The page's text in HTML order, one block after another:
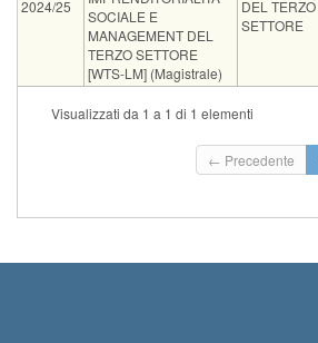
2024/25
SOCIALE E
MANAGEMENT DEL
TERZO SETTORE
[WTS-LM] (Magistrale)
DEL TERZO
SETTORE
Tipo Data e ora Sede
Visualizzati da 1 a 1 di 1 elementi
← Precedente